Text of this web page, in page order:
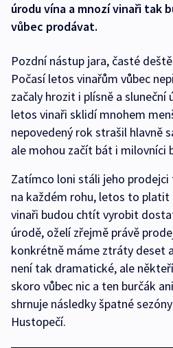
úrodu vína a mnozí vinaři tak
vůbec prodávat.
Pozdní nástup jara, časté
Počasí letos vinařům vůbec
začaly hrozit i plísně a sluneční
letos vinaři sklidí mnohem
nepovedený rok strašil hlavně
ale mohou začít bát i milovníci
Zatímco loni stáli jeho prodejci
na každém rohu, letos to
vinaři budou chtít vyrobit
úrodě, oželí zřejmě právě
konkrétně máme ztráty deset
není tak dramatické, ale
skoro vůbec nic a ten burčák
shrnuje následky špatné
Hustopečí.